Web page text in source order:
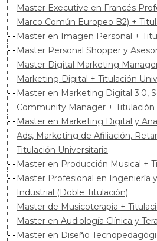
Master Executive en Francés
Marco Común Europeo B2) +
Master en Imagen Personal +
Master Personal Shopper y
Master Digital Marketing
Marketing Digital + Titulación
Master en Marketing Digital 3.0,
Community Manager + Titulación
Master en Marketing Digital y
Ads, Marketing de Afiliación,
Titulación Universitaria
Master en Producción Musical +
Master Profesional en Ingeniería
Industrial (Doble Titulación)
Master de Musicoterapia +
Master en Audiología Clínica y
Master en Diseño